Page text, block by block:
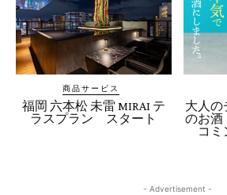
商品サービス
福岡 六本松 未雷 MIRAI テ
ラスプラン スタート
大人の
のお酒
コミ
- Advertisement -